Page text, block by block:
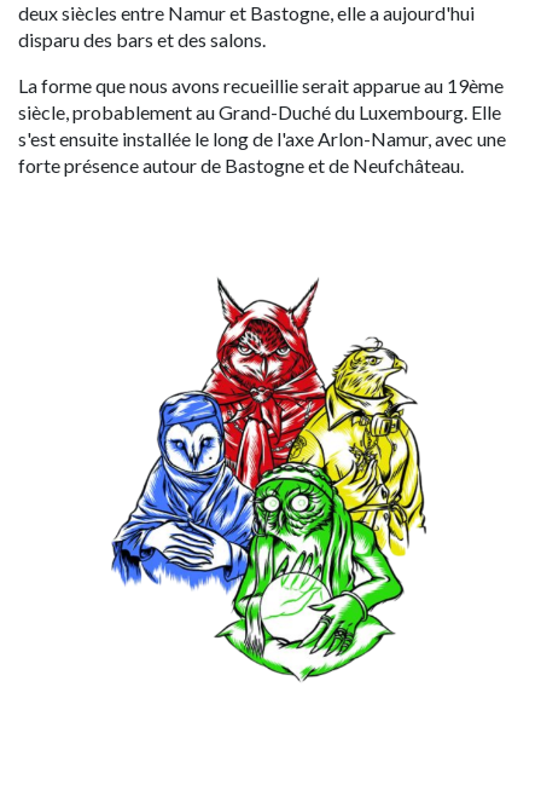
deux siècles entre Namur et Bastogne, elle a aujourd'hui
disparu des bars et des salons.
La forme que nous avons recueillie serait apparue au 19ème
siècle, probablement au Grand-Duché du Luxembourg. Elle
s'est ensuite installée le long de l'axe Arlon-Namur, avec une
forte présence autour de Bastogne et de Neufchâteau.